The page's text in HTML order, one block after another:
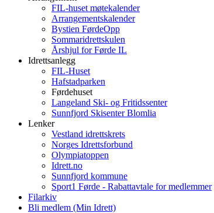
FIL-huset møtekalender
Arrangementskalender
Bystien FørdeOpp
Sommaridrettskulen
Årshjul for Førde IL
Idrettsanlegg
FIL-Huset
Hafstadparken
Førdehuset
Langeland Ski- og Fritidssenter
Sunnfjord Skisenter Blomlia
Lenker
Vestland idrettskrets
Norges Idrettsforbund
Olympiatoppen
Idrett.no
Sunnfjord kommune
Sport1 Førde - Rabattavtale for medlemmer
Filarkiv
Bli medlem (Min Idrett)